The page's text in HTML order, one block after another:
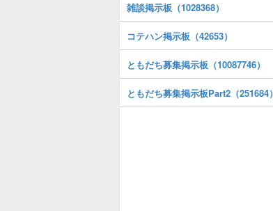
雑談掲示板（1028368）
コテハン掲示板（42653）
ともだち募集掲示板（10087746）
ともだち募集掲示板Part2（251684）